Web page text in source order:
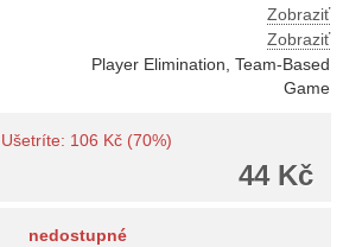
Zobraziť
Zobraziť
Player Elimination, Team-Based
Game
, Ušetríte: 106 Kč (70%)
44 Kč
nedostupné